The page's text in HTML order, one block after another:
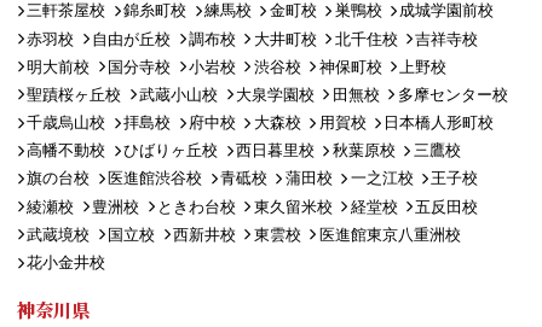
三軒茶屋校
錦糸町校 練馬校 金町校 巣鴨校
成城学園前校
赤羽校
自由が丘校 調布校 大井町校 北千住校
吉祥寺校
明大前校
国分寺校 小岩校 渋谷校 神保町校
上野校
聖蹟桜ヶ丘校
武蔵小山校 大泉学園校 田無校
多摩センター校
千歳烏山校
拝島校 府中校 大森校 用賀校
日本橋人形町校
高幡不動校
ひばりヶ丘校 西日暮里校 秋葉原校
三鷹校
旗の台校
医進館渋谷校 青砥校 蒲田校 一之江校
王子校
綾瀬校
豊洲校 ときわ台校 東久留米校 経堂校
五反田校
武蔵境校
国立校 西新井校 東雲校
医進館東京八重洲校
花小金井校
神奈川県